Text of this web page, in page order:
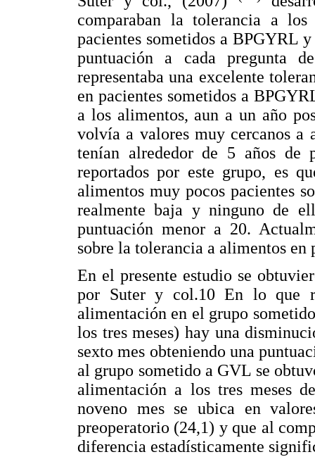
comparaban la tolerancia a
pacientes sometidos a BPGYRL
puntuación a cada pregunta
representaba una excelente
en pacientes sometidos a
a los alimentos, aun a un año
volvía a valores muy cercanos a
tenían alrededor de 5 años de
reportados por este grupo, es
alimentos muy pocos pacientes
realmente baja y ninguno de
puntuación menor a 20.
sobre la tolerancia a alimentos en
En el presente estudio se
por Suter y col.10 En lo que
alimentación en el grupo
los tres meses) hay una
sexto mes obteniendo una
al grupo sometido a GVL se
alimentación a los tres meses
noveno mes se ubica en
preoperatorio (24,1) y que al
diferencia estadísticamente